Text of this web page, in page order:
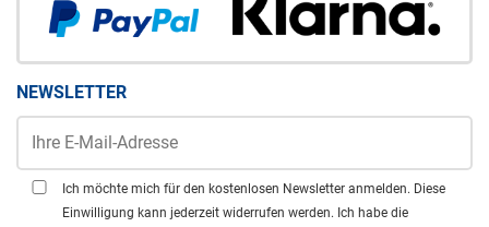
NEWSLETTER
Ich möchte mich für den kostenlosen Newsletter anmelden. Diese
Einwilligung kann jederzeit widerrufen werden. Ich habe die